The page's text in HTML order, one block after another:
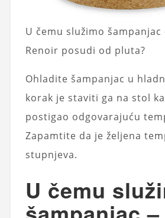
U čemu služimo šampanjac
Renoir posudi od pluta?
Ohladite šampanjac u
korak je staviti ga na stol
postigao odgovarajuću
Zapamtite da je željena
stupnjeva.
U čemu